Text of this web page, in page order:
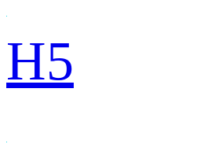
H5